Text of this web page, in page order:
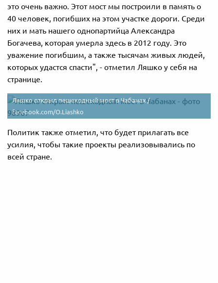
это очень важно. Этот мост мы построили в память о
40 человек, погибших на этом участке дороги. Среди
них и мать нашего однопартийца Александра
Богачева, которая умерла здесь в 2012 году. Это
уважение погибшим, а также тысячам живых людей,
которых удастся спасти", - отметил Ляшко у себя на
странице.
Ляшко открыл пешеходный мост в Чабанах /
facebook.com/O.Liashko
Политик также отметил, что будет прилагать все
усилия, чтобы такие проекты реализовывались по
всей стране.